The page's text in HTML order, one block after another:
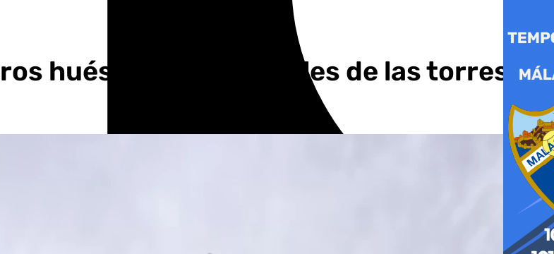
huéspedes los hoteles de las torres de